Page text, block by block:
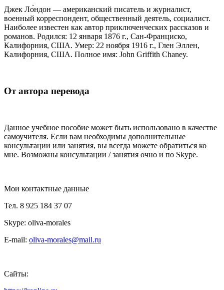
Джек Ло́ндон — американский писатель и журналист,
военный корреспондент, общественный деятель, социалист.
Наиболее известен как автор приключенческих рассказов и
романов. Родился: 12 января 1876 г., Сан-Франциско,
Калифорния, США. Умер: 22 ноября 1916 г., Глен Эллен,
Калифорния, США. Полное имя: John Griffith Chaney.
От автора перевода
Данное учебное пособие может быть использовано в качестве
самоучителя. Если вам необходимы дополнительные
консультации или занятия, вы всегда можете обратиться ко
мне. Возможны консультации / занятия очно и по Skype.
Мои контактные данные
Тел. 8 925 184 37 07
Skype: oliva-morales
E-mail: oliva-morales@mail.ru
Сайты: